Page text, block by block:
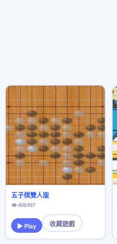
五子棋雙人版
👁 406497
▶ Play 收藏遊戲